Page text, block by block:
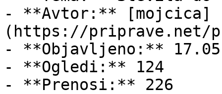
- **Avtor:** [mojcica]
(https://priprave.net/
- **Objavljeno:**
- **Ogledi:** 124
- **Prenosi:** 226